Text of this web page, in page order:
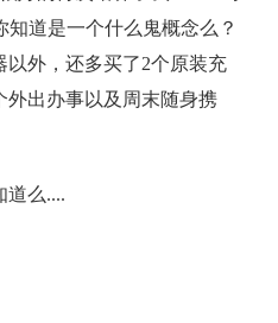
道是一个什么鬼概念么？
外，还多买了2个原装充
外出办事以及周末随身携
道么....